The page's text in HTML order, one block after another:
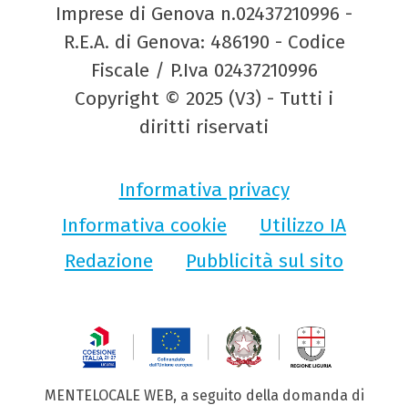
Imprese di Genova n.02437210996 -
R.E.A. di Genova: 486190 - Codice
Fiscale / P.Iva 02437210996
Copyright © 2025 (V3) - Tutti i
diritti riservati
Informativa privacy
Informativa cookie
Utilizzo IA
Redazione
Pubblicità sul sito
MENTELOCALE WEB, a seguito della domanda di